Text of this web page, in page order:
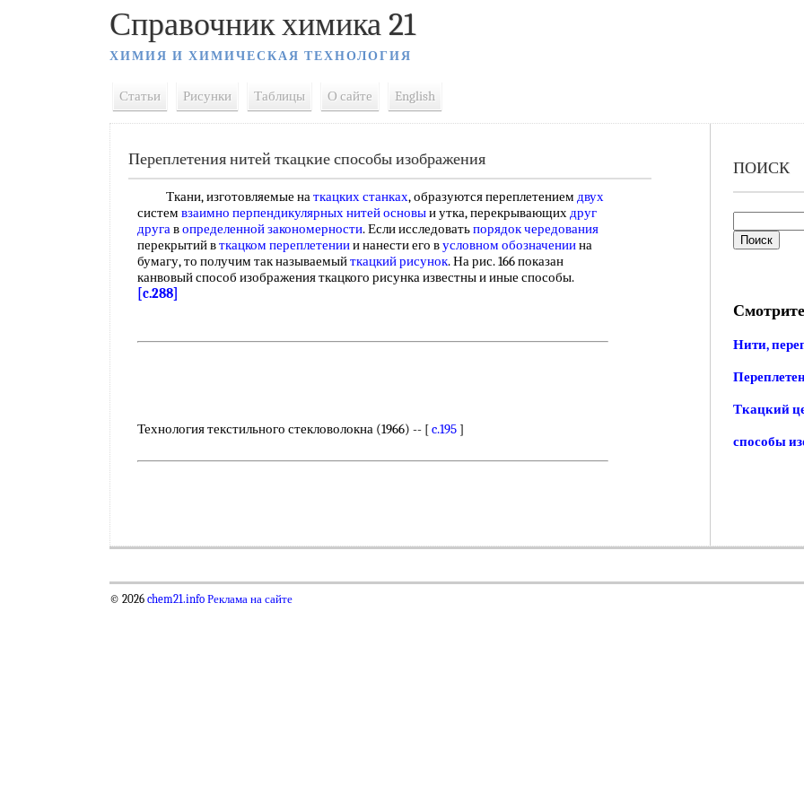
Справочник химика 21
ХИМИЯ И ХИМИЧЕСКАЯ ТЕХНОЛОГИЯ
Статьи Рисунки Таблицы О сайте English
Переплетения нитей ткацкие способы изображения
Ткани, изготовляемые наткацких станках, образуются переплетением двух
систем взаимно перпендикулярныхнитей основыи утка, перекрывающихдруг
другавопределенной закономерности. Если исследоватьпорядок чередования
перекрытий вткацком переплетениии нанести его вусловном обозначениина
бумагу, то получим так называемыйткацкий рисунок. На рис. 166 показан
канвовый способ изображения ткацкого рисунка известны и иные способы.
[c.288]
Технология текстильного стекловолокна (1966) -- [c.195 ]
ПОИСК
Нити,
Ткацкий
способы
© 2026 chem21.info Реклама на сайте